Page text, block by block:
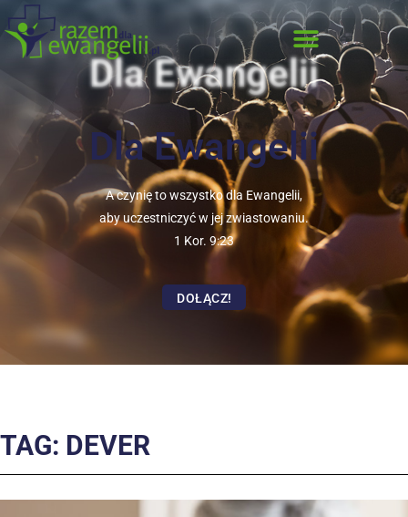
Dla Ewangelii
Dla Ewangelii
A czynię to wszystko dla Ewangelii,
aby uczestniczyć w jej zwiastowaniu.
1 Kor. 9:23
DOŁĄCZ!
TAG: DEVER